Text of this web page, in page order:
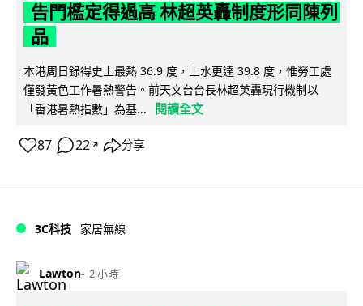
告門檻定得過高 林超英轟制度形同陳列
品
本港周日錄得史上最熱 36.9 度，上水更達 39.8 度，惟勞工處
僅發黃色工作暑熱警告。前天文台台長林超英轟現行機制以
「香港暑熱指數」為基...
閱讀全文
87 22 ↗ 分享
3C科技 家居無線
Lawton 2 小時